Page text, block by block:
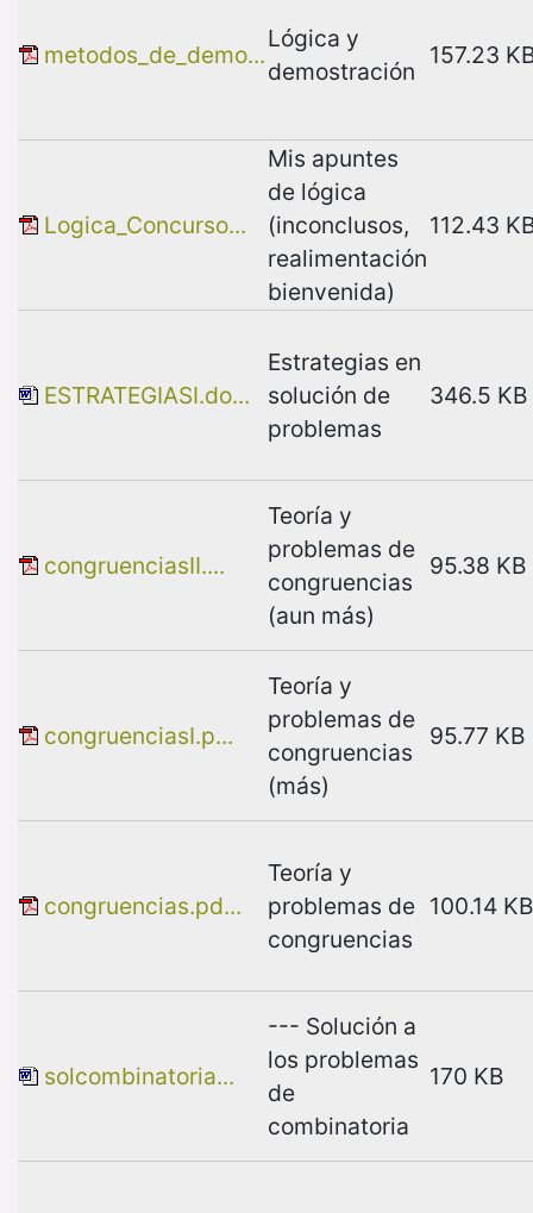
metodos_de_demo...
Lógica y
demostración
157.23
Logica_Concurso...
Mis apuntes
de lógica
(inconclusos,
realimentación
bienvenida)
112.43
ESTRATEGIASI.do...
Estrategias en
solución de
problemas
346.5 KB
congruenciasII....
Teoría y
problemas de
congruencias
(aun más)
95.38 KB
congruenciasI.p...
Teoría y
problemas de
congruencias
(más)
95.77 KB
congruencias.pd...
Teoría y
problemas de
congruencias
100.14 KB
solcombinatoria...
--- Solución a
los problemas
de
combinatoria
170 KB